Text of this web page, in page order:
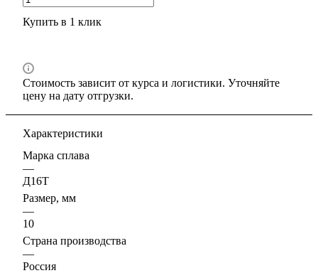
Купить в 1 клик
Стоимость зависит от курса и логистики. Уточняйте
цену на дату отгрузки.
Характеристики
Марка сплава
—
Д16Т
Размер, мм
—
10
Страна производства
—
Россия